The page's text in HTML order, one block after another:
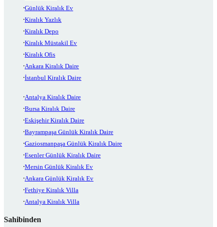
Günlük Kiralık Ev
Kiralık Yazlık
Kiralık Depo
Kiralık Müstakil Ev
Kiralık Ofis
Ankara Kiralık Daire
İstanbul Kiralık Daire
Antalya Kiralık Daire
Bursa Kiralık Daire
Eskişehir Kiralık Daire
Bayrampaşa Günlük Kiralık Daire
Gaziosmanpaşa Günlük Kiralık Daire
Esenler Günlük Kiralık Daire
Mersin Günlük Kiralık Ev
Ankara Günlük Kiralık Ev
Fethiye Kiralık Villa
Antalya Kiralık Villa
Sahibinden